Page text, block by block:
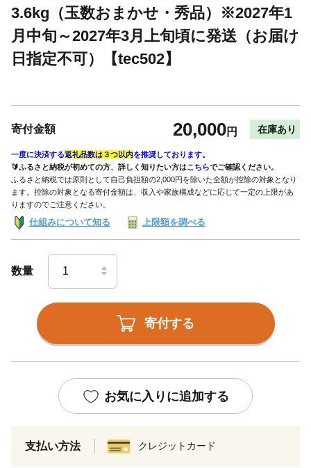
3.6kg（玉数おまかせ・秀品）※2027年1
月中旬～2027年3月上旬頃に発送（お届け
日指定不可）【tec502】
寄付金額 20,000円 在庫あり
一度に決済する返礼品数は３つ以内を推奨しております。
🔰ふるさと納税が初めての方、詳しく知りたい方はこちらでご確認ください。
ふるさと納税では原則として自己負担額の2,000円を除いた全額が控除の対象となり
ます。控除の対象となる寄付金額は、収入や家族構成などに応じて一定の上限があ
りますのでご注意ください。
仕組みについて知る 上限額を調べる
数量
寄付する
お気に入りに追加する
支払い方法 クレジットカード